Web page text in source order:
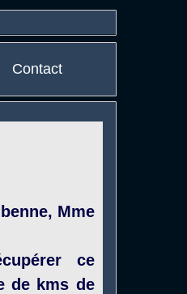
Contact
Mme
ce
de kms de